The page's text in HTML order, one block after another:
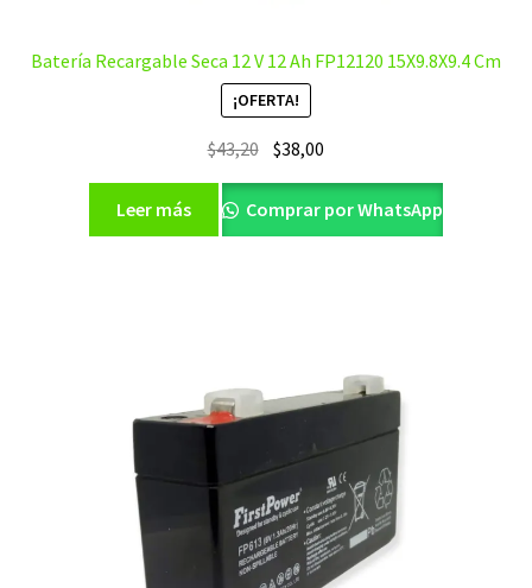
Batería Recargable Seca 12 V 12 Ah FP12120 15X9.8X9.4 Cm
¡OFERTA!
$43,20 El
precio
original
era:
$38,00
precio
actual
es:
Leer más Comprar por WhatsApp